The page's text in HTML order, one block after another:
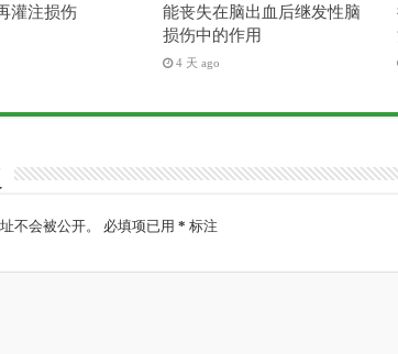
灌注损伤
能丧失在脑出血后继发性脑
损伤中的作用
4 天 ago
不会被公开。 必填项已用 * 标注